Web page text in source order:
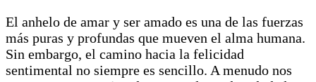
El anhelo de amar y ser amado es una de las fuerzas
más puras y profundas que mueven el alma humana.
Sin embargo, el camino hacia la felicidad
sentimental no siempre es sencillo. A menudo nos